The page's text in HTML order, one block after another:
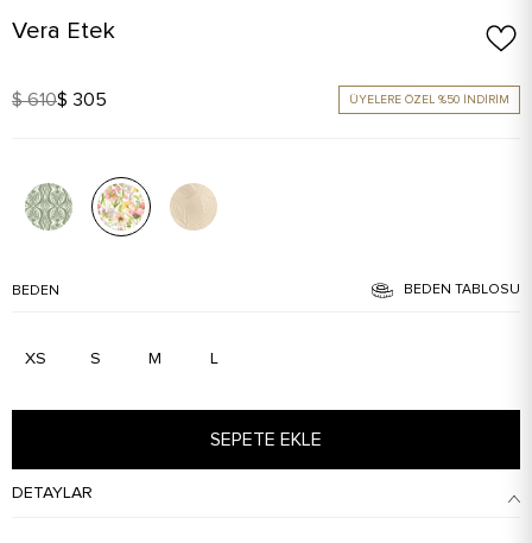
Vera Etek
$ 610$ 305 ÜYELERE ÖZEL %50 İNDİRİM
BEDEN BEDEN TABLOSU
XS S M L
SEPETE EKLE
DETAYLAR